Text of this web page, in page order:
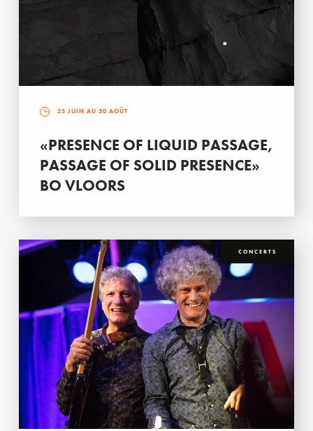
25 JUIN AU 30 AOÛT
«PRESENCE OF LIQUID PASSAGE,
PASSAGE OF SOLID PRESENCE»
BO VLOORS
CONCERTS